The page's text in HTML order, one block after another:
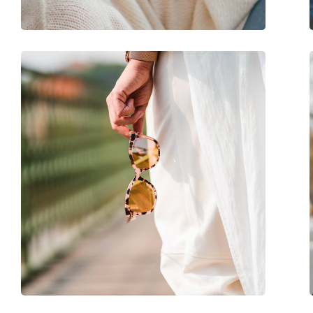
Аксессуары
Футляр:
Нет
Салфетка для чистки:
Нет
Другое
Пол:
Unisex
Категория:
Солнцезащитные
Бренд:
Использование: